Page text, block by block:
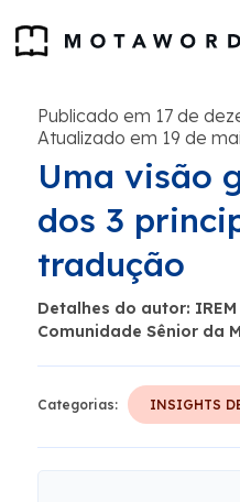
Publicado em 17 de
Atualizado em 19 de
Uma visão
dos 3
tradução
Detalhes do autor: IREM
Comunidade Sênior da
Categorias: INSIGHTS